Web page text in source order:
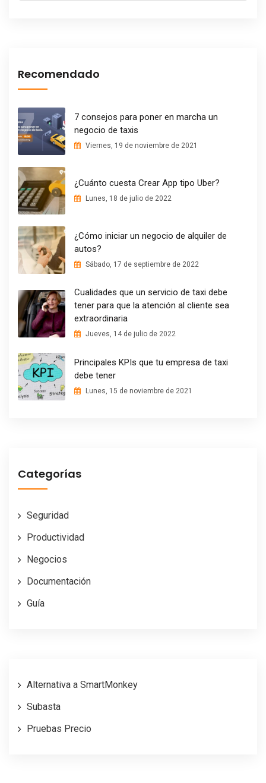
Recomendado
7 consejos para poner en marcha un
negocio de taxis
Viernes, 19 de noviembre de 2021
¿Cuánto cuesta Crear App tipo Uber?
Lunes, 18 de julio de 2022
¿Cómo iniciar un negocio de alquiler de
autos?
Sábado, 17 de septiembre de 2022
Cualidades que un servicio de taxi debe
tener para que la atención al cliente sea
extraordinaria
Jueves, 14 de julio de 2022
Principales KPIs que tu empresa de taxi
debe tener
Lunes, 15 de noviembre de 2021
Categorías
Seguridad
Productividad
Negocios
Documentación
Guía
Alternativa a SmartMonkey
Subasta
Pruebas Precio